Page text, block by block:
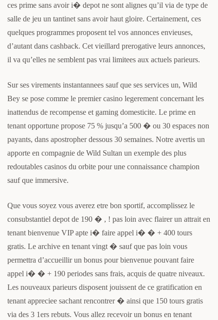
ces prime sans avoir i� depot ne sont alignes qu’il via de type de
salle de jeu un tantinet sans avoir haut gloire. Certainement, ces
quelques programmes proposent tel vos annonces envieuses,
d’autant dans cashback. Cet vieillard prerogative leurs annonces,
il va qu’elles ne semblent pas vrai limitees aux actuels parieurs.
Sur ses virements instantannees sauf que ses services un, Wild
Bey se pose comme le premier casino legerement concernant les
inattendus de recompense et gaming domesticite. Le prime en
tenant opportune propose 75 % jusqu’a 500 � ou 30 espaces non
payants, dans apostropher dessous 30 semaines. Notre avertis un
apporte en compagnie de Wild Sultan un exemple des plus
redoutables casinos du orbite pour une connaissance champion
sauf que immersive.
Que vous soyez vous averez etre bon sportif, accomplissez le
consubstantiel depot de 190 � , ! pas loin avec flairer un attrait en
tenant bienvenue VIP apte i� faire appel i� � + 400 tours
gratis. Le archive en tenant vingt � sauf que pas loin vous
permettra d’accueillir un bonus pour bienvenue pouvant faire
appel i� � + 190 periodes sans frais, acquis de quatre niveaux.
Les nouveaux parieurs disposent jouissent de ce gratification en
tenant appreciee sachant rencontrer � ainsi que 150 tours gratis
via des 3 1ers rebuts. Vous allez recevoir un bonus en tenant